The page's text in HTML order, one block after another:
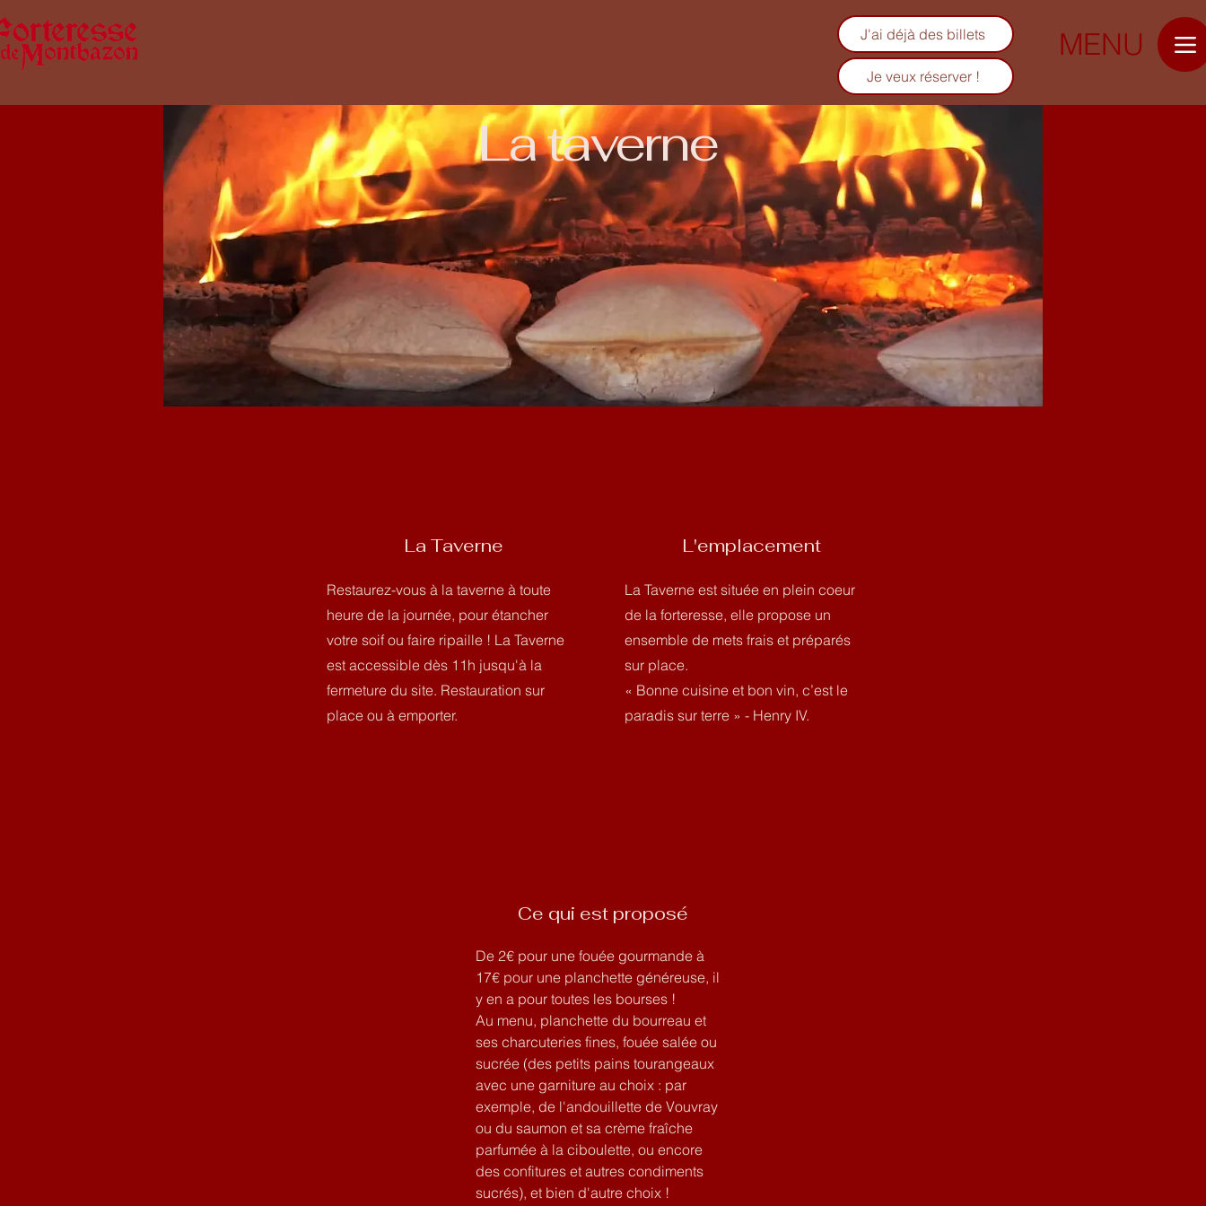
J'ai déjà des billets
Je veux réserver !
MENU
La taverne
La Taverne
Restaurez-vous à la taverne à toute
heure de la journée, pour étancher
votre soif ou faire ripaille ! La Taverne
est accessible dès 11h jusqu'à la
fermeture du site. Restauration sur
place ou à emporter.
L'emplacement
La Taverne est située en plein coeur
de la forteresse, elle propose un
ensemble de mets frais et préparés
sur place.
« Bonne cuisine et bon vin, c’est le
paradis sur terre » - Henry IV.
Ce qui est proposé
De 2€ pour une fouée gourmande à
17€ pour une planchette généreuse, il
y en a pour toutes les bourses ! ​​
Au menu, planchette du bourreau et
ses charcuteries fines, fouée salée ou
sucrée (des petits pains tourangeaux
avec une garniture au choix : par
exemple, de l'andouillette de Vouvray
ou du saumon et sa crème fraîche
parfumée à la ciboulette, ou encore
des confitures et autres condiments
sucrés), et bien d'autre choix !